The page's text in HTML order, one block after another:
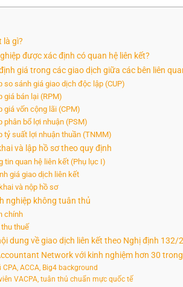
là gì?
được xác định có quan hệ liên kết?
giá trong các giao dịch giữa các bên liên
so sánh giá giao dịch độc lập (CUP)
giá bán lại (RPM)
giá vốn cộng lãi (CPM)
phân bổ lợi nhuận (PSM)
tỷ suất lợi nhuận thuần (TNMM)
và lập hồ sơ theo quy định
tin quan hệ liên kết (Phụ lục I)
giá giao dịch liên kết
và nộp hồ sơ
nghiệp không tuân thủ
chính
thu thuế
dung về giao dịch liên kết theo Nghị định 132/
Network với kinh nghiệm hơn 30
ACCA, Big4 background
VACPA, tuân thủ chuẩn mực quốc tế